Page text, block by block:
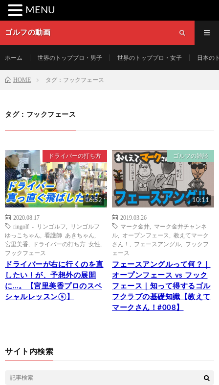
ゴルフの動画
ホーム 世界のトッププロ・男子 世界のトッププロ・女子 日本の
HOME タグ：フックフェース
タグ：フックフェース
ドライバーの打ち方
16:52
2020.08.17
ringolf - リンゴルフ
リンゴルフ
ゆっこちゃん
看護師 あきちゃん
宮里美香
ドライバーの打ち方 女性
フックフェース
ドライバーが右に行くのを直
したい！が、予想外の展開
に…。【宮里美香プロのスペ
シャルレッスン⑤】
ゴルフの雑談
10:11
2019.03.26
マーク金井
マーク金井チャンネ
ル
オープンフェース
教えてマーク
さん！
フェースアングル
フックフ
ェース
フェースアングルって何？｜
オープンフェース vs フック
フェース｜知って得するゴル
フクラブの基礎知識【教えて
マークさん！#008】
サイト内検索
MENU